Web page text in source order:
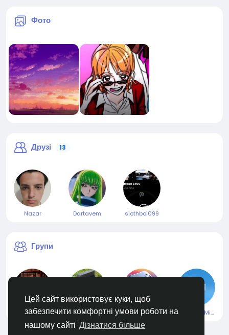
Цей сайт використовує куки, щоб
забезпечити комфортні умови роботи на
нашому сайті Дізнатися більше
Фото
Друзі 13
Nazar Dartavem slothboi099
Групи
#BabyHistory Melt metals (YRO team) Ігрові новини MetaSeaMix Project | News